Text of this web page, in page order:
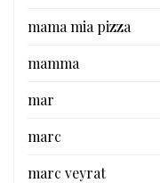
mama mia pizza
mamma
mar
marc
marc veyrat